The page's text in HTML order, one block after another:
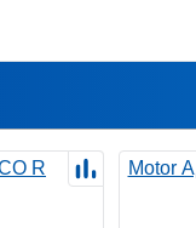
R Motor